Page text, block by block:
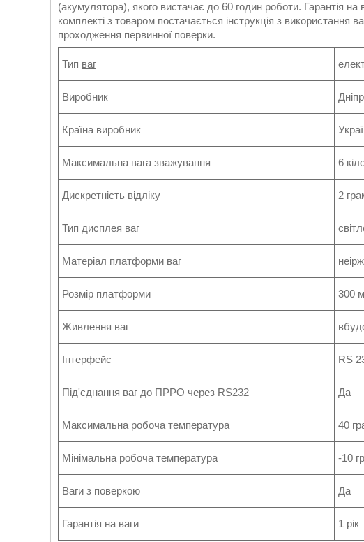
(акумулятора), якого вистачає до 60 годин роботи. Гарантія на
комплекті з товаром постачається інструкція з використання
проходження первинної поверки.
Тип ваг
Виробник
Країна виробник
Максимальна вага зважування 6
Дискретність відліку 2
Тип дисплея ваг
Матеріал платформи ваг
Розмір платформи 300
Живлення ваг
Інтерфейс RS
Під'єднання ваг до ПРРО через RS232 Да
Максимальна робоча температура 40
Мінімальна робоча температура -10
Ваги з поверкою Да
Гарантія на ваги 1 рік